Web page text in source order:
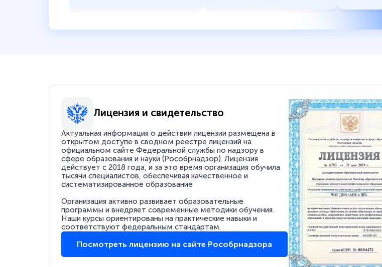
Лицензия и свидетельство
Актуальная информация о действии лицензии размещена в
открытом доступе в сводном реестре лицензий на
официальном сайте Федеральной службы по надзору в
сфере образования и науки (Рособрнадзор). Лицензия
действует с 2018 года, и за это время организация обучила
тысячи специалистов, обеспечивая качественное и
систематизированное образование
Организация активно развивает образовательные
программы и внедряет современные методики обучения.
Наши курсы ориентированы на практические навыки и
соответствуют федеральным стандартам.
Посмотреть лицензию на сайте Рособрнадзора